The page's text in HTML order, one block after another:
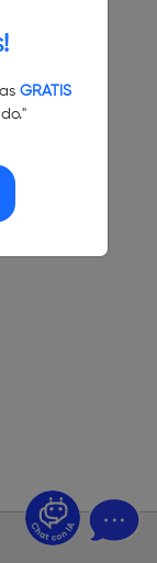
GRATIS